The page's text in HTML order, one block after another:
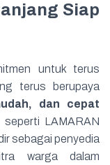
Siap
untuk terus
terus berupaya
dan cepat
seperti LAMARAN
sebagai penyedia
warga dalam